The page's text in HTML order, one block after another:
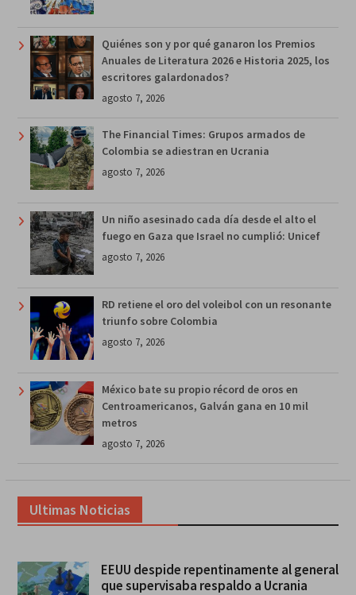
Quiénes son y por qué ganaron los Premios
Anuales de Literatura 2026 e Historia 2025, los
escritores galardonados?
agosto 7, 2026
The Financial Times: Grupos armados de
Colombia se adiestran en Ucrania
agosto 7, 2026
Un niño asesinado cada día desde el alto el
fuego en Gaza que Israel no cumplió: Unicef
agosto 7, 2026
RD retiene el oro del voleibol con un resonante
triunfo sobre Colombia
agosto 7, 2026
México bate su propio récord de oros en
Centroamericanos, Galván gana en 10 mil
metros
agosto 7, 2026
Ultimas Noticias
EEUU despide repentinamente al general
que supervisaba respaldo a Ucrania